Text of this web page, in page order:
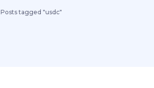
Posts tagged "usdc"